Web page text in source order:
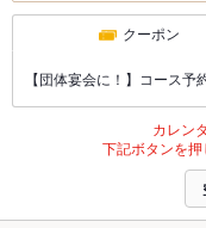
クーポン
【団体宴会に！】コース
カレン
下記ボタンを押